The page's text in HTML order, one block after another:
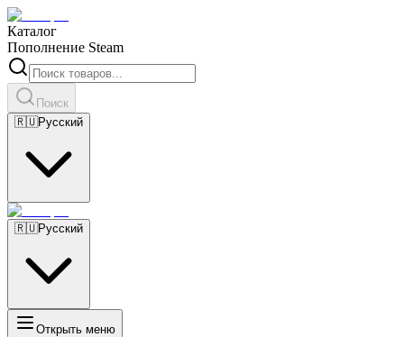
Каталог
Пополнение Steam
Поиск
🇷🇺Русский
🇷🇺Русский
Открыть меню